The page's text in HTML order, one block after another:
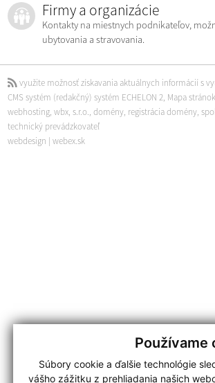
Používame
Súbory cookie a ďalšie technológie
vášho zážitku z prehliadania našich
Firmy a organizácie
Kontakty na miestnych podnikateľov,
ubytovania a stravovania.
využite možnosť získavania aktuálnych informácií s
CMS systém (redakčný) systém ECHELON 2, Mapa stránok
webhosting, wbx, s.r.o., domény, registrácia domény,
technický prevádzkovateľ
webdesign | webex.sk